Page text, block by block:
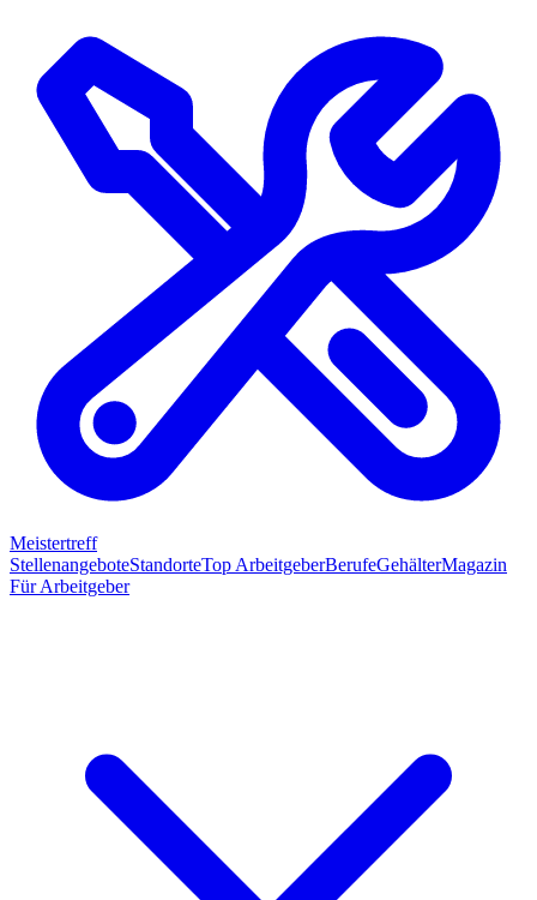
Meistertreff
StellenangeboteStandorteTop ArbeitgeberBerufeGehälterMagazin
Für Arbeitgeber